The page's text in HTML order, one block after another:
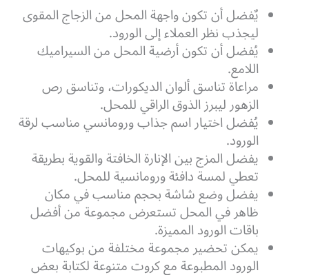
يٌفضل أن تكون واجهة المحل من الزجاج المقوى
ليجذب نظر العملاء إلى الورود.
يُفضل أن تكون أرضية المحل من السيراميك
اللامع.
مراعاة تناسق ألوان الديكورات، وتناسق رص
الزهور ليبرز الذوق الراقي للمحل.
يُفضل اختيار اسم جذاب ورومانسي مناسب لرقة
الورود.
يفضل المزج بين الإنارة الخافتة والقوية بطريقة
تعطي لمسة دافئة ورومانسية للمحل.
يفضل وضع شاشة بحجم مناسب في مكان
ظاهر في المحل تستعرض مجموعة من أفضل
باقات الورود المميزة.
يمكن تحضير مجموعة مختلفة من بوكيهات
الورود المطبوعة مع كروت متنوعة لكتابة بعض